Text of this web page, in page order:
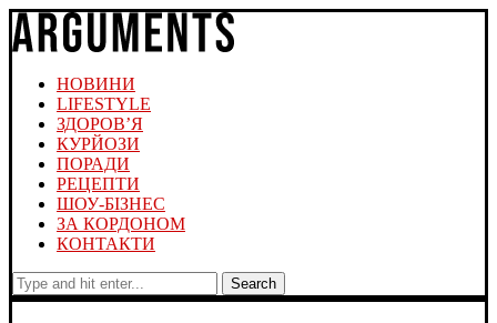
НОВИНИ
LIFESTYLE
ЗДОРОВ’Я
КУРЙОЗИ
ПОРАДИ
РЕЦЕПТИ
ШОУ-БІЗНЕС
ЗА КОРДОНОМ
КОНТАКТИ
Search